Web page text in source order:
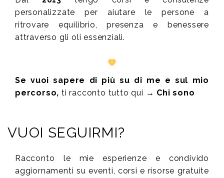
personalizzate per aiutare le persone a
ritrovare equilibrio, presenza e benessere
attraverso gli oli essenziali.
Se vuoi sapere di più su di me e sul mio
percorso, ti racconto tutto qui → Chi sono
VUOI SEGUIRMI?
Racconto le mie esperienze e condivido
aggiornamenti su eventi, corsi e risorse gratuite